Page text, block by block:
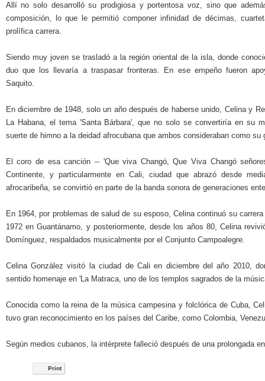
Allí no solo desarrolló su prodigiosa y portentosa voz, sino que
composición, lo que le permitió componer infinidad de décimas,
prolífica carrera.
Siendo muy joven se trasladó a la región oriental de la isla, donde
duo que los llevaría a traspasar fronteras. En ese empeño fueron
Saquito.
En diciembre de 1948, solo un año después de haberse unido, Celina y
La Habana, el tema 'Santa Bárbara', que no solo se convertiría en su
suerte de himno a la deidad afrocubana que ambos consideraban como su
El coro de esa canción -- 'Que viva Changó, Que Viva Changó
Continente, y particularmente en Cali, ciudad que abrazó desde
afrocaribeña, se convirtió en parte de la banda sonora de generaciones
En 1964, por problemas de salud de su esposo, Celina continuó su
1972 en Guantánamo, y posteriormente, desde los años 80, Celina
Domínguez, respaldados musicalmente por el Conjunto Campoalegre.
Celina González visitó la ciudad de Cali en diciembre del año 2010,
sentido homenaje en 'La Matraca, uno de los templos sagrados de la
Conocida como la reina de la música campesina y folclórica de Cuba,
tuvo gran reconocimiento en los países del Caribe, como Colombia,
Según medios cubanos, la intérprete falleció después de una prolongada
Print